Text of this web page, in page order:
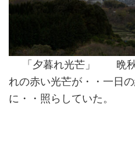
「夕暮れ光芒」 晩秋
れの赤い光芒が・・一日
に・・照らしていた。